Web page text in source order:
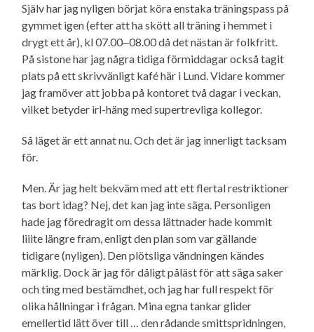
Själv har jag nyligen börjat köra enstaka träningspass på
gymmet igen (efter att ha skött all träning i hemmet i
drygt ett år), kl 07.00‒08.00 då det nästan är folkfritt.
På sistone har jag några tidiga förmiddagar också tagit
plats på ett skrivvänligt kafé här i Lund. Vidare kommer
jag framöver att jobba på kontoret två dagar i veckan,
vilket betyder irl-häng med supertrevliga kollegor.
Så läget är ett annat nu. Och det är jag innerligt tacksam
för.
Men. Är jag helt bekväm med att ett flertal restriktioner
tas bort idag? Nej, det kan jag inte säga. Personligen
hade jag föredragit om dessa lättnader hade kommit
liiite längre fram, enligt den plan som var gällande
tidigare (nyligen). Den plötsliga vändningen kändes
märklig. Dock är jag för dåligt påläst för att säga saker
och ting med bestämdhet, och jag har full respekt för
olika hållningar i frågan. Mina egna tankar glider
emellertid lätt över till … den rådande smittspridningen,